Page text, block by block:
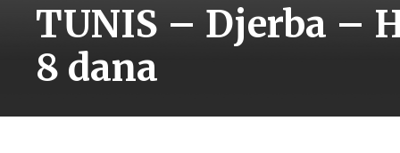
TUNIS – Djerba –
8 dana